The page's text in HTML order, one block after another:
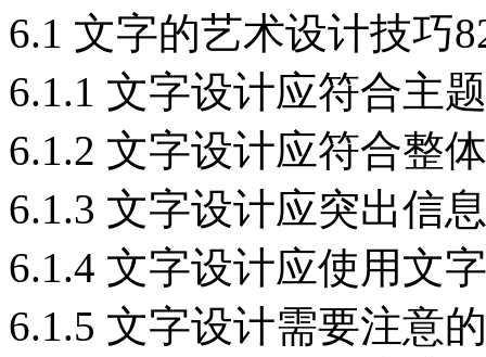
6.1 文字的艺术设计技巧
6.1.1 文字设计应符合主
6.1.2 文字设计应符合整
6.1.3 文字设计应突出信
6.1.4 文字设计应使用文
6.1.5 文字设计需要注意